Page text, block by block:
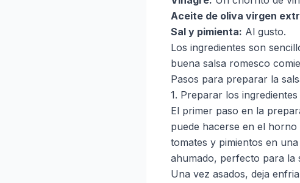
Aceite de oliva virgen
Sal y pimienta: Al gusto.
Los ingredientes son
buena salsa romesco
Pasos para preparar la
1. Preparar los ingredientes
El primer paso en la
puede hacerse en el
tomates y pimientos en
ahumado, perfecto para la
Una vez asados, deja